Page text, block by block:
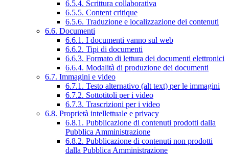
6.5.4. Scrittura collaborativa
6.5.5. Content critique
6.5.6. Traduzione e localizzazione dei contenuti
6.6. Documenti
6.6.1. I documenti vanno sul web
6.6.2. Tipi di documenti
6.6.3. Formato di lettura dei documenti elettronici
6.6.4. Modalità di produzione dei documenti
6.7. Immagini e video
6.7.1. Testo alternativo (alt text) per le immagini
6.7.2. Sottotitoli per i video
6.7.3. Trascrizioni per i video
6.8. Proprietà intellettuale e privacy
6.8.1. Pubblicazione di contenuti prodotti dalla
Pubblica Amministrazione
6.8.2. Pubblicazione di contenuti non prodotti
dalla Pubblica Amministrazione